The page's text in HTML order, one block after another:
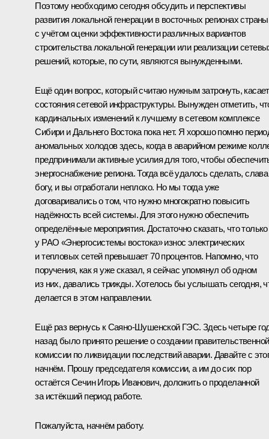
Поэтому необходимо сегодня обсудить и перспективы
развития локальной генерации в восточных регионах страны
с учётом оценки эффективности различных вариантов
строительства локальной генерации или реализации
решений, которые, по сути, являются вынужденными.
Ещё один вопрос, который считаю нужным затронуть,
состояния сетевой инфраструктуры. Вынужден отметить,
кардинальных изменений к лучшему в сетевом комплексе
Сибири и Дальнего Востока пока нет. Я хорошо помню
аномальных холодов здесь, когда в аварийном режиме
предпринимали активные усилия для того, чтобы
энергоснабжение региона. Тогда всё удалось сделать, слава
богу, и вы отработали неплохо. Но мы тогда уже
договаривались о том, что нужно многократно повысить
надёжность всей системы. Для этого нужно обеспечить
определённые мероприятия. Достаточно сказать, что только
у РАО «Энергосистемы востока» износ электрических
и тепловых сетей превышает 70 процентов. Напомню, что
поручения, как я уже сказал, я сейчас упомянул об одном
из них, давались трижды. Хотелось бы услышать сегодня,
делается в этом направлении.
Ещё раз вернусь к Саяно-Шушенской ГЭС. Здесь четыре
назад было принято решение о создании правительственной
комиссии по ликвидации последствий аварии. Давайте с
начнём. Прошу председателя комиссии, а им до сих пор
остаётся Сечин Игорь Иванович, доложить о проделанной
за истёкший период работе.
Пожалуйста, начнём работу.